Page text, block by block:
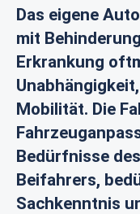
Das eigene
mit
Erkrankung
Mobilität. Die
Bedürfnisse
Beifahrers,
Sachkenntnis